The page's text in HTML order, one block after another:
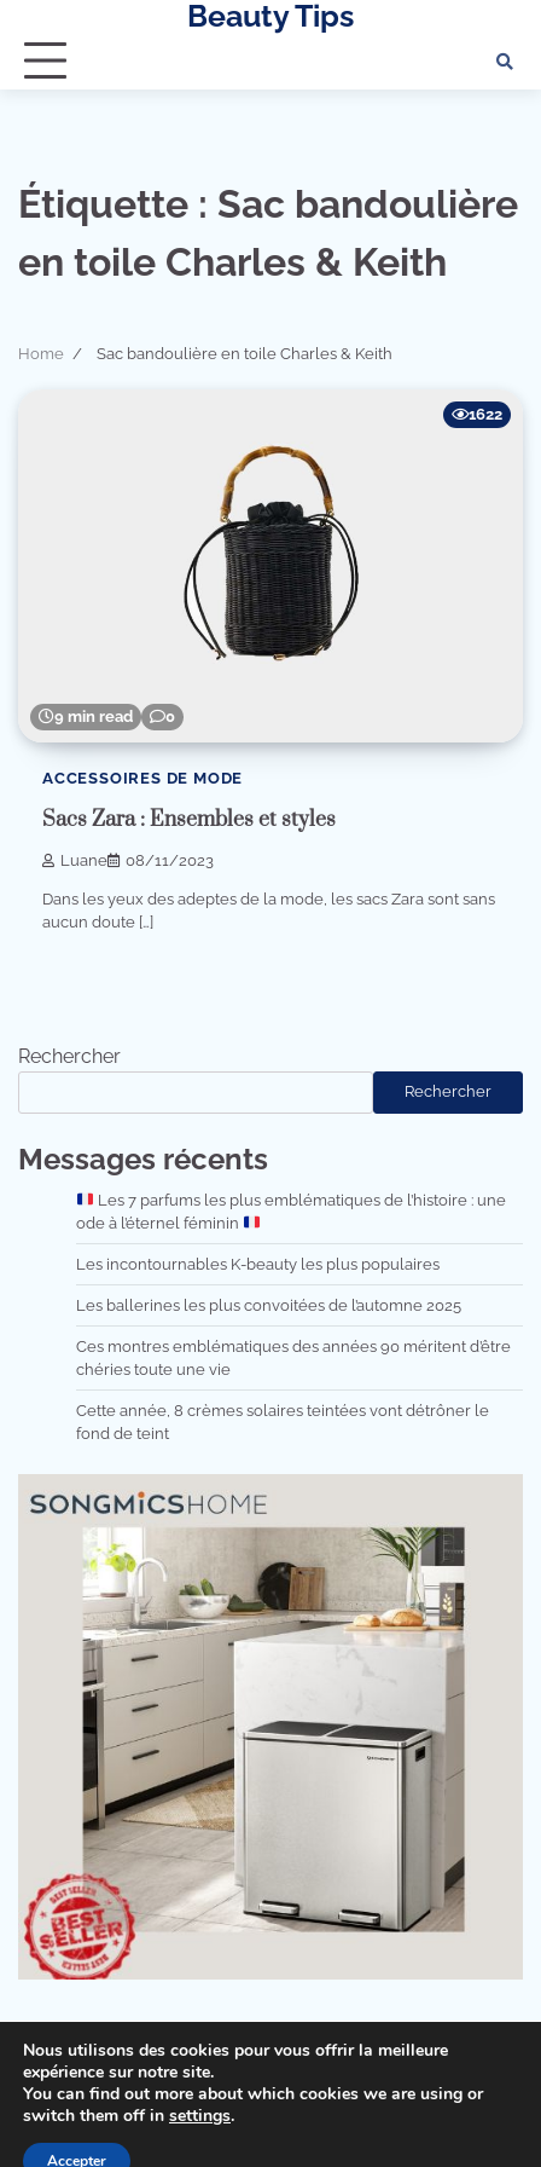
content
Beauty Tips
Étiquette : Sac bandoulière
en toile Charles & Keith
Home Sac bandoulière en toile Charles & Keith
9 min read 0
1622
ACCESSOIRES DE MODE
Sacs Zara : Ensembles et styles
Luane 08/11/2023
Dans les yeux des adeptes de la mode, les sacs Zara sont sans
aucun doute […]
Rechercher
Rechercher
Messages récents
Les 7 parfums les plus emblématiques de l’histoire : une
ode à l’éternel féminin
Les incontournables K-beauty les plus populaires
Les ballerines les plus convoitées de l’automne 2025
Ces montres emblématiques des années 90 méritent d’être
chéries toute une vie
Cette année, 8 crèmes solaires teintées vont détrôner le
fond de teint
Copyright © 2026Beauty Tips
|
Politique de confidentialité
Nous utilisons des cookies pour vous offrir la meilleure
expérience sur notre site.
You can find out more about which cookies we are using or
switch them off in settings.
Accepter